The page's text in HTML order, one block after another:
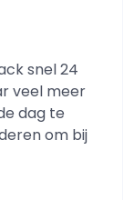
snel 24
veel meer
dag te
om bij